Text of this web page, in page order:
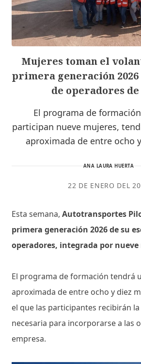
Mujeres toman el
primera generación 2026
de operadores
El programa de
participan nueve mujeres,
aproximada de entre ocho
ANA LAURA HUERTA
22 DE ENERO DEL
Esta semana, Autotransportes
primera generación 2026 de su
operadores, integrada por nueve
El programa de formación tendrá
aproximada de entre ocho y diez
el que las participantes recibirán
necesaria para incorporarse a las
empresa.